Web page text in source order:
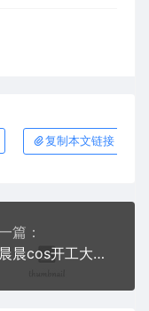
复制本文链接
篇：
杨晨晨cos开工大吉+露肩长裙+水手服写真